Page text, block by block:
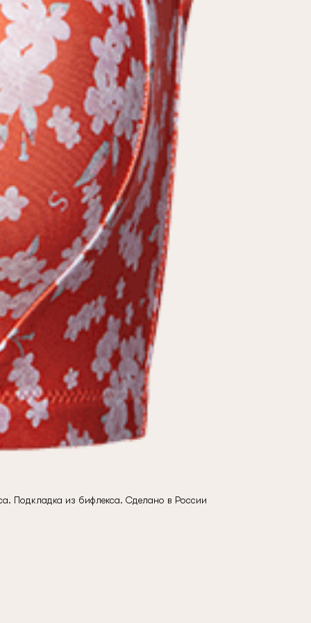
Подкладка из бифлекса. Сделано в России